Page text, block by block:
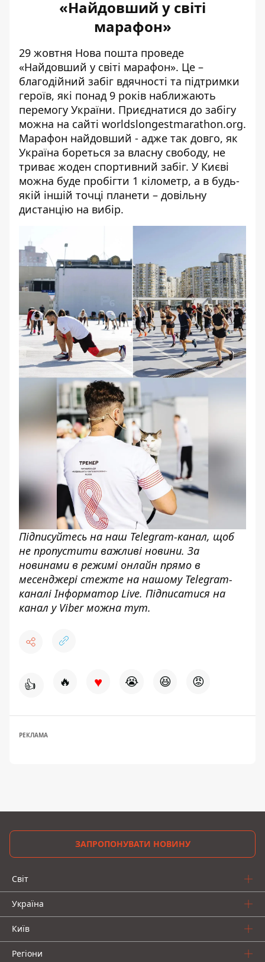
«Найдовший у світі
марафон»
29 жовтня Нова пошта проведе
«Найдовший у світі марафон». Це –
благодійний забіг вдячності та підтримки
героїв, які понад 9 років наближають
перемогу України. Приєднатися до забігу
можна на сайті worldslongestmarathon.org.
Марафон найдовший - адже так довго, як
Україна бореться за власну свободу, не
триває жоден спортивний забіг. У Києві
можна буде пробігти 1 кілометр, а в будь-
якій іншій точці планети – довільну
дистанцію на вибір.
Підписуйтесь на наш Telegram-канал, щоб
не пропустити важливі новини. За
новинами в режимі онлайн прямо в
месенджері стежте на нашому Telegram-
каналіІнформатор Live. Підписатися на
канал у Viber можна тут.
👍 🔥 ♥ 😭 😆 😡
РЕКЛАМА
ЗАПРОПОНУВАТИ НОВИНУ
Світ
Україна
Київ
Регіони